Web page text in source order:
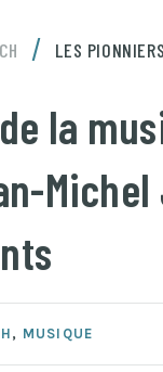
/ LES
la
Michel
, MUSIQUE